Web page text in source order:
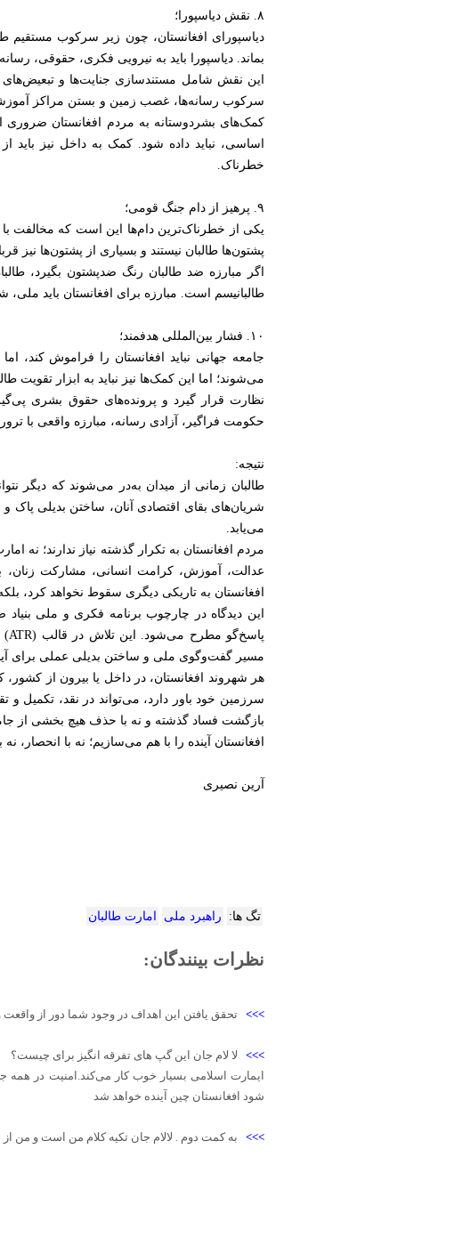
۸. نقش دیاسپورا؛
دیاسپورای افغانستان، چون زیر سرکوب مستقیم
بماند. دیاسپورا باید به نیرویی فکری، حقوقی،
این نقش شامل مستندسازی جنایت‌ها و
سرکوب رسانه‌ها، غصب زمین و بستن مراکز آموزشی
کمک‌های بشردوستانه به مردم افغانستان
اساسی، نباید داده شود. کمک به داخل نیز باید
خطرناک.
۹. پرهیز از دام جنگ قومی؛
یکی از خطرناک‌ترین دام‌ها این است که مخالفت با
پشتون‌ها طالبان نیستند و بسیاری از پشتون‌ها نیز
اگر مبارزه ضد طالبان رنگ ضدپشتون بگیرد،
طالبانیسم است. مبارزه برای افغانستان باید
۱۰. فشار بین‌المللی هدفمند؛
جامعه جهانی نباید افغانستان را فراموش کند،
می‌شوند؛ اما این کمک‌ها نیز نباید به ابزار تقویت
نظارت قرار گیرد و پرونده‌های حقوق بشری
حکومت فراگیر، آزادی رسانه، مبارزه واقعی با
نتیجه:
طالبان زمانی از میدان به‌در می‌شوند که دیگر
شریان‌های بقای اقتصادی آنان، ساختن بدیلی
می‌یابد.
مردم افغانستان به تکرار گذشته نیاز ندارند؛ نه
عدالت، آموزش، کرامت انسانی، مشارکت زنان،
افغانستان به تاریکی دیگری سقوط نخواهد کرد،
مسیر گفت‌وگوی ملی و ساختن بدیلی عملی برای
هر شهروند افغانستان، در داخل یا بیرون از
سرزمین خود باور دارد، می‌تواند در نقد، تکمیل و
بازگشت فساد گذشته و نه با حذف هیچ بخشی از
افغانستان آینده را با هم می‌سازیم؛ نه با انحصار، نه
آرین نصیری
تگ ها: راهبرد ملی امارت طالبان
نظرات بینندگان:
>>> تحقق یافتن این اهداف در وجود شما دور از
>>> لا لام جان این گپ های تفرقه انگیز برای چیست؟
ایمارت اسلامی بسیار خوب کار می‌کند.امنیت در همه
شود افغانستان چین آینده خواهد شد
>>> به کمت دوم . لالام جان تکیه کلام من است و من